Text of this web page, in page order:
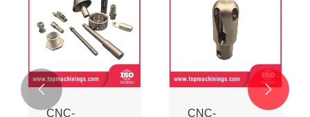
CNC
drejebænk
bearbejdningsdele
CNC-
bearbejdede
instrumentdele
Se mere >>
 